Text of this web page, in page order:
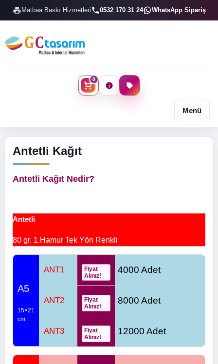
Matbaa Baskı Hizmetleri 0532 170 31 24 WhatsApp Sipariş
0
Menü
Antetli Kağıt
Antetli Kağıt Nedir?
Antetli
80 gr. 1.Hamur Tek Yön Renkli
A5
15×21
cm
ANT1
Fiyat
Alınız!
4000 Adet
ANT2
Fiyat
Alınız!
8000 Adet
ANT3
Fiyat
Alınız!
12000 Adet